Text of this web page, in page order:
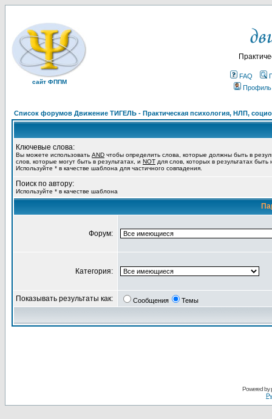
сайт ФППМ
FAQ
Профиль
Список форумов Движение ТИГЕЛЬ - Практическая психология, НЛП,
Ключевые слова:
Вы можете использовать AND чтобы определить слова, которые должны быть в
слов, которые могут быть в результатах, и NOT для слов, которых в результатах
Используйте * в качестве шаблона для частичного совпадения.
Поиск по автору:
Используйте * в качестве шаблона
Форум:
Категория:
Показывать результаты как: Сообщения Темы
Powered by